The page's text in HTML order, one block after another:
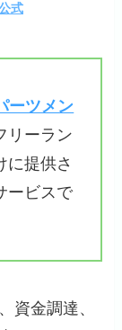
式
ーツメン
リーラン
に提供さ
ービスで
資金調達、